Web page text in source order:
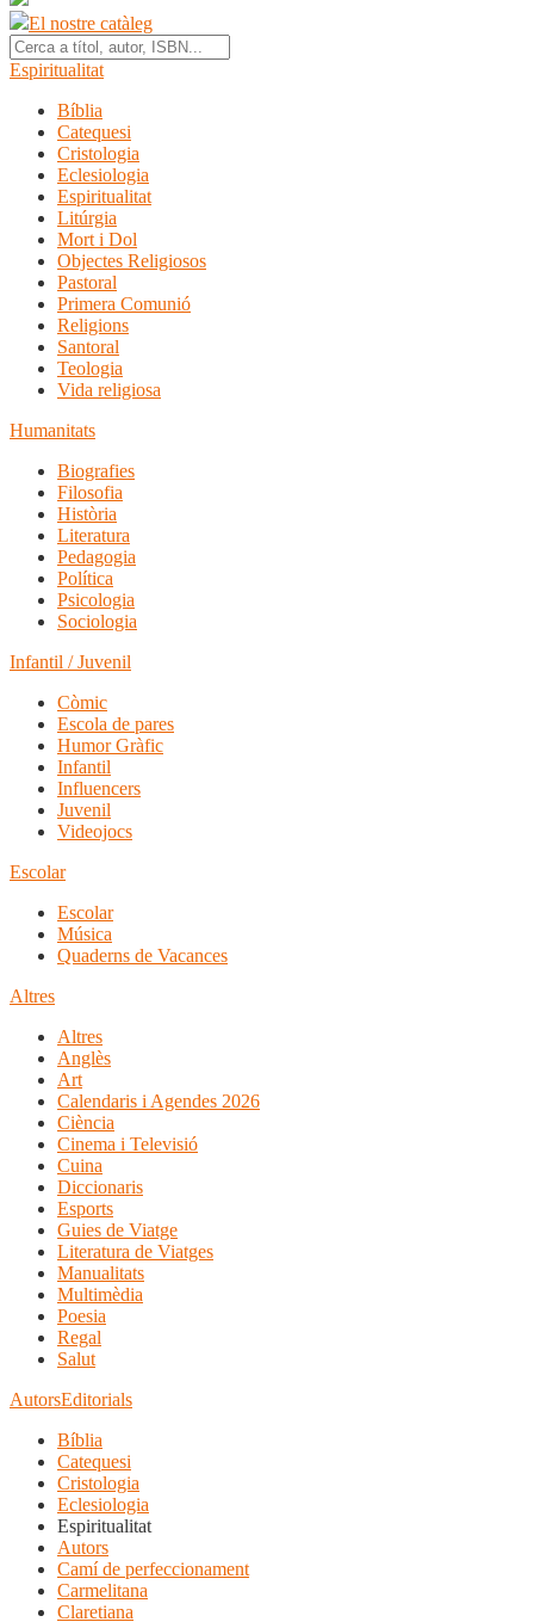
El nostre catàleg
Espiritualitat
Bíblia
Catequesi
Cristologia
Eclesiologia
Espiritualitat
Litúrgia
Mort i Dol
Objectes Religiosos
Pastoral
Primera Comunió
Religions
Santoral
Teologia
Vida religiosa
Humanitats
Biografies
Filosofia
Història
Literatura
Pedagogia
Política
Psicologia
Sociologia
Infantil / Juvenil
Còmic
Escola de pares
Humor Gràfic
Infantil
Influencers
Juvenil
Videojocs
Escolar
Escolar
Música
Quaderns de Vacances
Altres
Altres
Anglès
Art
Calendaris i Agendes 2026
Ciència
Cinema i Televisió
Cuina
Diccionaris
Esports
Guies de Viatge
Literatura de Viatges
Manualitats
Multimèdia
Poesia
Regal
Salut
AutorsEditorials
Bíblia
Catequesi
Cristologia
Eclesiologia
Espiritualitat
Autors
Camí de perfeccionament
Carmelitana
Claretiana